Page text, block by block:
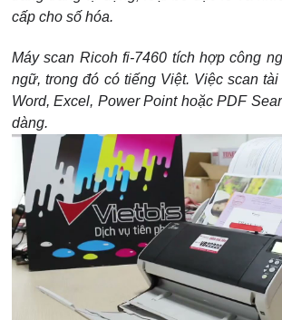
cấp cho số hóa.
Máy scan Ricoh fi-7460 tích hợp công
ngữ, trong đó có tiếng Việt. Việc scan
Word, Excel, Power Point hoặc PDF
dàng.